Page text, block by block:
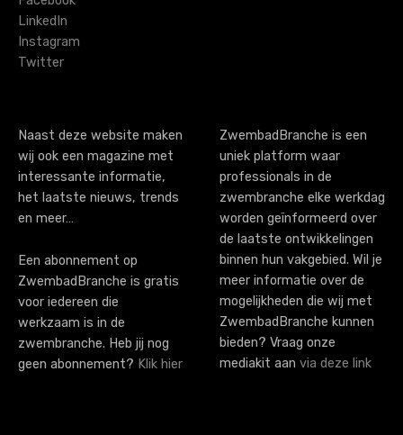
i
g
a
i
o
n
LinkedIn
Instagram
Twitter
Naast deze website maken
wij ook een magazine met
interessante informatie,
het laatste nieuws, trends
en meer…
Een abonnement op
ZwembadBranche is gratis
voor iedereen die
werkzaam is in de
zwembranche. Heb jij nog
geen abonnement? Klik hier
ZwembadBranche is een
uniek platform waar
professionals in de
zwembranche elke werkdag
worden geïnformeerd over
de laatste ontwikkelingen
binnen hun vakgebied. Wil je
meer informatie over de
mogelijkheden die wij met
ZwembadBranche kunnen
bieden? Vraag onze
mediakit aan via deze link